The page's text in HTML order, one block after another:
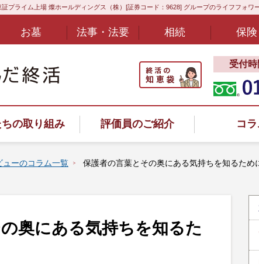
プライム上場 燦ホールディングス（株）[証券コード：9628] グループのライフフォワ
お墓 法事・法要 相続 保険
受付
ル
の取り組み 評価員のご紹介 コ
ューのコラム一覧 保護者の言葉とその奥にある気持ちを知るため
奥にある気持ちを知るた